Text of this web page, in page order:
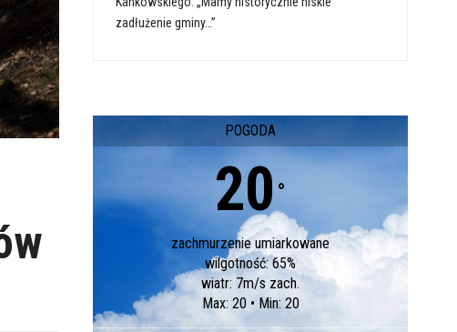
zadłużenie gminy…”
POGODA
20 °
zachmurzenie umiarkowane
wilgotność: 65%
wiatr: 7m/s zach.
Max: 20 • Min: 20